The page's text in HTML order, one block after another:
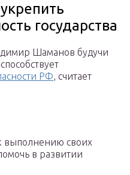
государства
Шаманов будучи
РФ, считает
выполнению своих
в развитии